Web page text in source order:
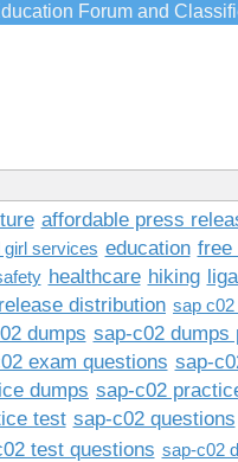
Forum and
affordable press
girl services education free
healthcare hiking
distribution sap
dumps sap-c02 dumps
exam questions sap-
dumps sap-c02
test sap-c02 questions
test questions sap-c02